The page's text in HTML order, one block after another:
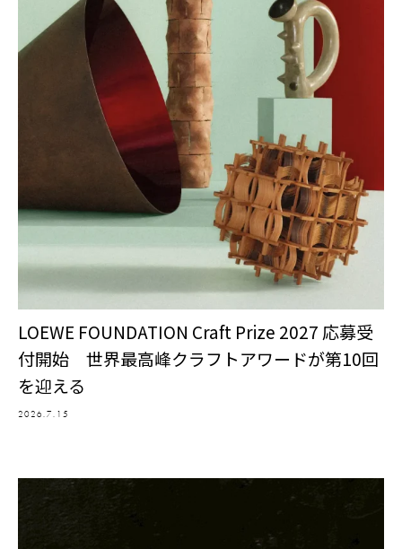
LOEWE FOUNDATION Craft Prize 2027 応募受
付開始 世界最高峰クラフトアワードが第10回
を迎える
2026.7.15